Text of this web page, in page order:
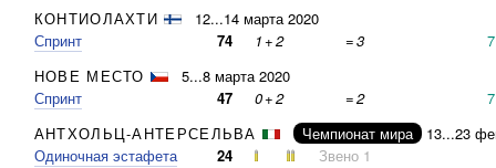
КОНТИОЛАХТИ
12...14 марта 2020
Спринт
74 1+2 =3
7
НОВЕ МЕСТО
5...8 марта 2020
Спринт
47 0+2 =2
7
АНТХОЛЬЦ-АНТЕРСЕЛЬВА
Чемпионат мира
13...23
Одиночная эстафета
24
Звено 1